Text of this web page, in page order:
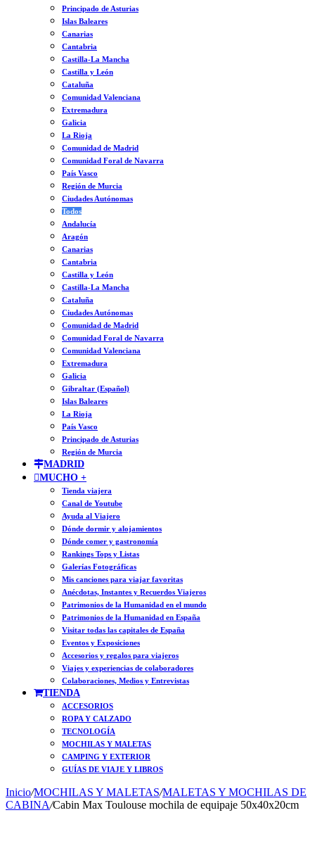
Principado de Asturias
Islas Baleares
Canarias
Cantabria
Castilla-La Mancha
Castilla y León
Cataluña
Comunidad Valenciana
Extremadura
Galicia
La Rioja
Comunidad de Madrid
Comunidad Foral de Navarra
País Vasco
Región de Murcia
Ciudades Autónomas
Todos
Andalucía
Aragón
Canarias
Cantabria
Castilla y León
Castilla-La Mancha
Cataluña
Ciudades Autónomas
Comunidad de Madrid
Comunidad Foral de Navarra
Comunidad Valenciana
Extremadura
Galicia
Gibraltar (Español)
Islas Baleares
La Rioja
País Vasco
Principado de Asturias
Región de Murcia
MADRID
MUCHO +
Tienda viajera
Canal de Youtube
Ayuda al Viajero
Dónde dormir y alojamientos
Dónde comer y gastronomía
Rankings Tops y Listas
Galerías Fotográficas
Mis canciones para viajar favoritas
Anécdotas, Instantes y Recuerdos Viajeros
Patrimonios de la Humanidad en el mundo
Patrimonios de la Humanidad en España
Visitar todas las capitales de España
Eventos y Exposiciones
Accesorios y regalos para viajeros
Viajes y experiencias de colaboradores
Colaboraciones, Medios y Entrevistas
TIENDA
ACCESORIOS
ROPA Y CALZADO
TECNOLOGÍA
MOCHILAS Y MALETAS
CAMPING Y EXTERIOR
GUÍAS DE VIAJE Y LIBROS
Inicio/MOCHILAS Y MALETAS/MALETAS Y MOCHILAS DE
CABINA/Cabin Max Toulouse mochila de equipaje 50x40x20cm